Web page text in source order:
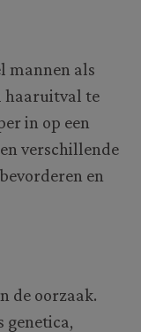
mannen als
haaruitval te
in op een
verschillende
en
de oorzaak.
genetica,